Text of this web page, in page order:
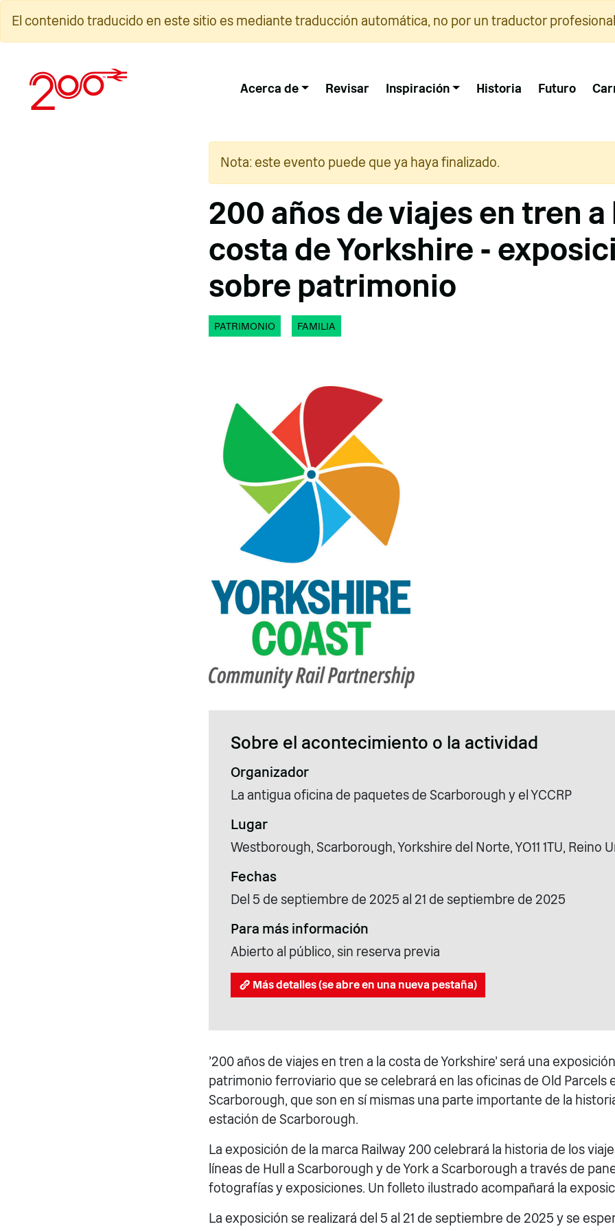
contenido
El contenido traducido en este sitio es mediante traducción automática, no por un traductor
Acerca de Revisar Inspiración Historia Futuro
Nota: este evento puede que ya haya finalizado.
200 años de viajes en tren a
costa de Yorkshire -
sobre patrimonio
PATRIMONIO FAMILIA
Sobre el acontecimiento o la actividad
Organizador
La antigua oficina de paquetes de Scarborough y el YCCRP
Lugar
Westborough, Scarborough, Yorkshire del Norte, YO11 1TU, Reino
Fechas
Del 5 de septiembre de 2025 al 21 de septiembre de 2025
Para más información
Abierto al público, sin reserva previa
Más detalles (se abre en una nueva pestaña)
'200 años de viajes en tren a la costa de Yorkshire' será una
patrimonio ferroviario que se celebrará en las oficinas de Old Parcels
Scarborough, que son en sí mismas una parte importante de la
estación de Scarborough.
La exposición de la marca Railway 200 celebrará la historia de los
líneas de Hull a Scarborough y de York a Scarborough a través de
fotografías y exposiciones. Un folleto ilustrado acompañará la
La exposición se realizará del 5 al 21 de septiembre de 2025 y se